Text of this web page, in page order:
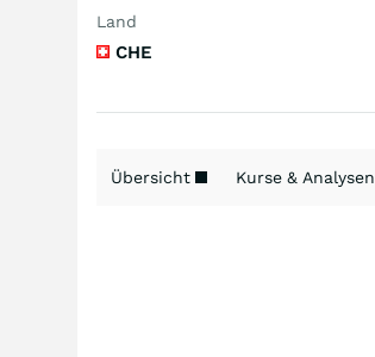
Land
CHE
Übersicht Kurse & Analysen